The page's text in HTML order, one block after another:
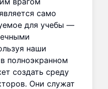
само
для учебы —
наши
полноэкранном
создать среду
Они служат